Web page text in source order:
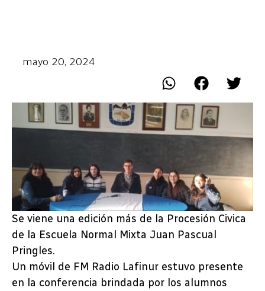
mayo 20, 2024
Se viene una edición más de la Procesión Civica
de la Escuela Normal Mixta Juan Pascual
Pringles.
Un móvil de FM Radio Lafinur estuvo presente
en la conferencia brindada por los alumnos